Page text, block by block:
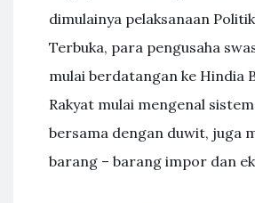
dimulainya pelaksanaan
Terbuka, para pengusaha
mulai berdatangan ke Hindia
Rakyat mulai mengenal
bersama dengan duwit, juga
barang – barang impor dan